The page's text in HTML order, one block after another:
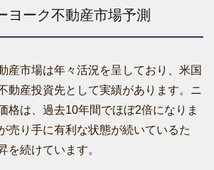
ヨーク不動産市場予測
産市場は年々活況を呈しており、米国
動産投資先として実績があります。ニ
格は、過去10年間でほぼ2倍になりま
売り手に有利な状態が続いているた
を続けています。